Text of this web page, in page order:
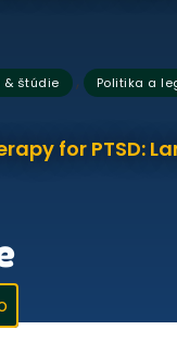
& štúdie , Politika a
for PTSD: